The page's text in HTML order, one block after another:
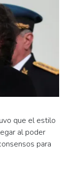
que el estilo
al poder
para